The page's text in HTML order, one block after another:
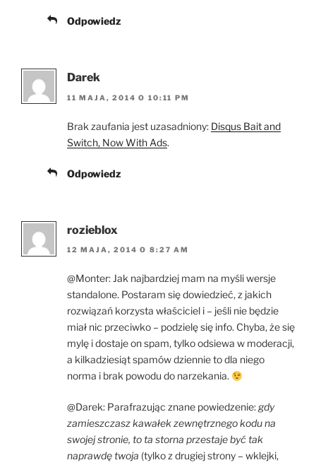
Odpowiedz
Darek
11 MAJA, 2014 O 10:11 PM
Brak zaufania jest uzasadniony: Disqus Bait and
Switch, Now With Ads.
Odpowiedz
rozieblox
12 MAJA, 2014 O 8:27 AM
@Monter: Jak najbardziej mam na myśli wersje
standalone. Postaram się dowiedzieć, z jakich
rozwiązań korzysta właściciel i – jeśli nie będzie
miał nic przeciwko – podzielę się info. Chyba, że się
mylę i dostaje on spam, tylko odsiewa w moderacji,
a kilkadziesiąt spamów dziennie to dla niego
norma i brak powodu do narzekania.
@Darek: Parafrazując znane powiedzenie: gdy
zamieszczasz kawałek zewnętrznego kodu na
swojej stronie, to ta storna przestaje być tak
naprawdę twoja (tylko z drugiej strony – wklejki,